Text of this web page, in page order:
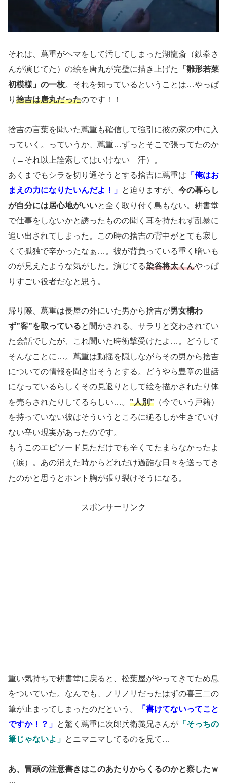
それは、蔦重がヘマをして汚してしまった湖龍斎（鉄拳さ
んが演じてた）の絵を唐丸が完璧に描き上げた
「雛形若菜
初模様」の一枚。それを知っているということは…やっぱ
り 捨吉は唐丸だったのです！！
捨吉の言葉を聞いた蔦重も確信して強引に彼の家の中に入
っていく。っていうか、蔦重…ずっとそこで張ってたのか
（←それ以上詮索してはいけない 汗）。
あくまでもシラを切り通そうとする捨吉に蔦重は 「俺はお
まえの力になりたいんだよ！」 と迫りますが、 今の暮らし
が自分には居心地がいいと全く取り付く島もない。耕書堂
で仕事をしないかと誘ったものの聞く耳を持たれず乱暴に
追い出されてしまった。この時の捨吉の背中がとても寂し
くて孤独で辛かったなぁ…。彼が背負っている重く暗いも
のが見えたような気がした。演じてる染谷将太くんやっぱ
りすごい役者だなと思う。
帰り際、蔦重は長屋の外にいた男から捨吉が男女構わ
ず”客”を取っていると聞かされる。サラリと交わされてい
た会話でしたが、これ聞いた時衝撃受けたよ…。どうして
そんなことに…。蔦重は動揺を隠しながらその男から捨吉
についての情報を聞き出そうとする。どうやら豊章の世話
になっているらしくその見返りとして絵を描かされたり体
を売らされたりしてるらしい…。 ”人別” （今でいう戸籍）
を持っていない彼はそういうところに縋るしか生きていけ
ない辛い現実があったのです。
もうこのエピソード見ただけでも辛くてたまらなかったよ
（涙）。あの消えた時からどれだけ過酷な日々を送ってき
たのかと思うとホント胸が張り裂けそうになる。
スポンサーリンク
重い気持ちで耕書堂に戻ると、松葉屋がやってきてため息
をついていた。なんでも、ノリノリだったはずの喜三二の
筆が止まってしまったのだという。
「書けてないってこと
ですか！？」 と驚く蔦重に次郎兵衛義兄さんが 「そっちの
筆じゃないよ」 とニマニマしてるのを見て…
あ、冒頭の注意書きはこのあたりからくるのかと察したｗ